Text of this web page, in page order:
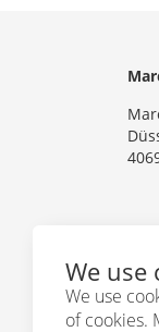
We use
We use
of cookies.